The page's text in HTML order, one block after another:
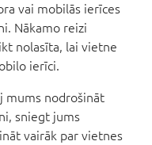
vai mobilās ierīces
Nākamo reizi
nolasīta, lai vietne
ierīci.
mums nodrošināt
sniegt jums
vairāk par vietnes